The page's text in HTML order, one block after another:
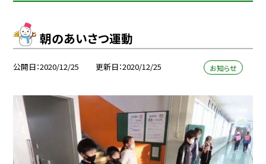
朝のあいさつ運動
公開日 2020/12/25 更新日 2020/12/25 お知らせ